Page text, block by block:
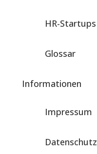
HR-Startups
Glossar
Informationen
Impressum
Datenschutz